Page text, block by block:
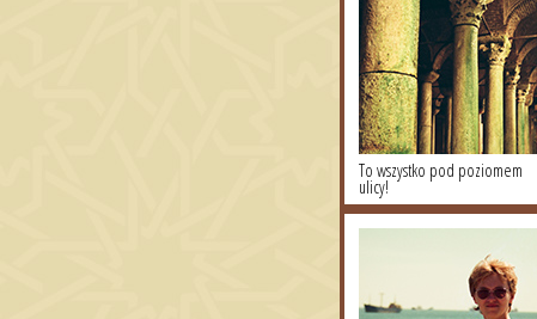
To wszystko pod poziomem
ulicy!